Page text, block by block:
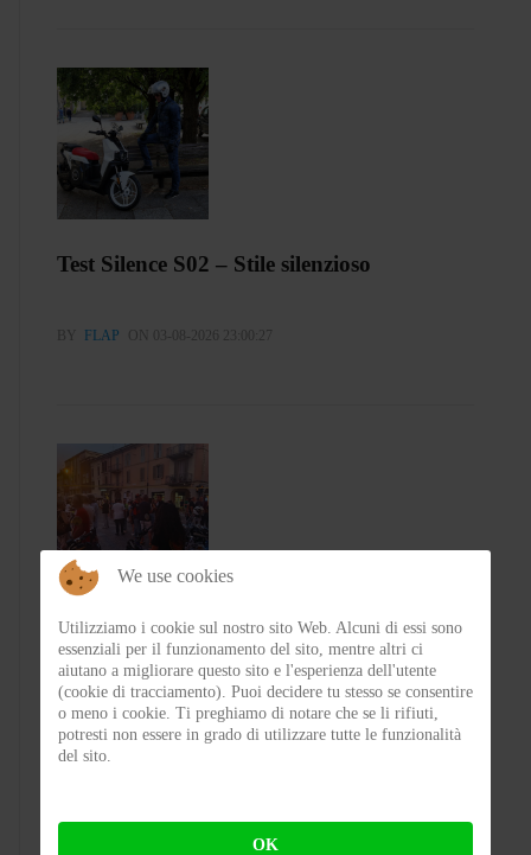
Test Silence S02 – Stile silenzioso
BY FLAP ON 03-08-2026 23:00:27
CASTELLEONE 2 WHEELS NIGHT -
Una notte d’estate, il cuore del borgo e una
passione capace di unire
We use cookies
Utilizziamo i cookie sul nostro sito Web. Alcuni di essi sono
essenziali per il funzionamento del sito, mentre altri ci
aiutano a migliorare questo sito e l'esperienza dell'utente
(cookie di tracciamento). Puoi decidere tu stesso se consentire
o meno i cookie. Ti preghiamo di notare che se li rifiuti,
potresti non essere in grado di utilizzare tutte le funzionalità
del sito.
OK